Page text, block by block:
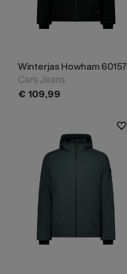
Winterjas Howham 60157
Cars Jeans
€ 109,99